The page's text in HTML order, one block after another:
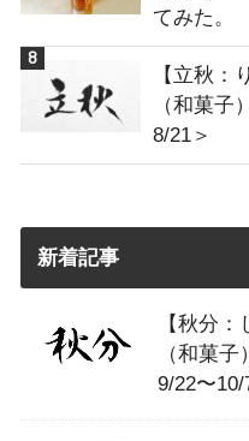
てみた。
【立秋
（和菓子
8/21＞
新着記事
【秋分
（和菓
9/22〜10/